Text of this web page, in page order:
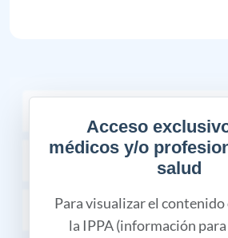
Acceso
médicos y/o
salud
Para visualizar el
la IPPA (información
INDICACIONES
FARMACOCINÉTICA Y